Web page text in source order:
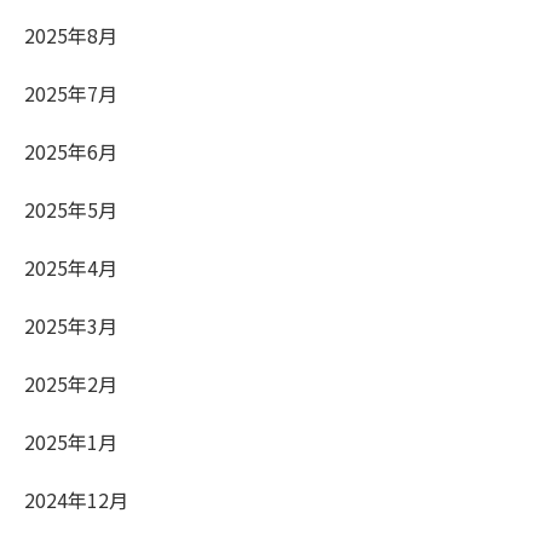
2025年8月
2025年7月
2025年6月
2025年5月
2025年4月
2025年3月
2025年2月
2025年1月
2024年12月